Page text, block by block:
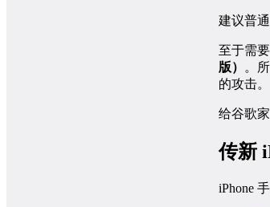
建议普
至于需
版） 。
的攻击。
给谷歌
传新
iPhone